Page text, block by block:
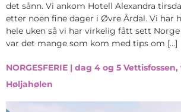
det sånn. Vi ankom Hotell Alexandra
etter noen fine dager i Øvre Årdal. Vi har
hele uken så vi har virkelig fått sett
var det mange som kom med tips om […]
NORGESFERIE | dag 4 og 5
Høljahølen